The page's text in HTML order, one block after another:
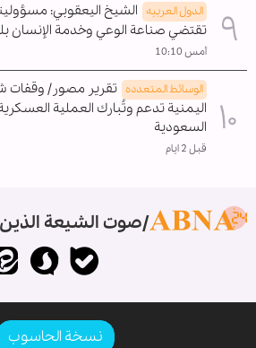
الدول العربیه الشيخ اليعقوبي:
تقتضي صناعة الوعي وخدمة الإنسان
أمس 10:10
الوسائط المتعدده تقرير مصور/ وقفات
اليمنية تدعم وتُبارك العملية
السعودية
قبل 2 ايام
صوت الشيعة الذين
نسخة الحاسوب